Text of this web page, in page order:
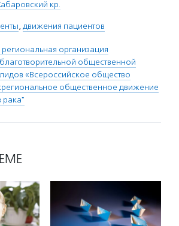
кр.
, движения пациентов
организация
общественной
«Всероссийское общество
общественное движение
рака"